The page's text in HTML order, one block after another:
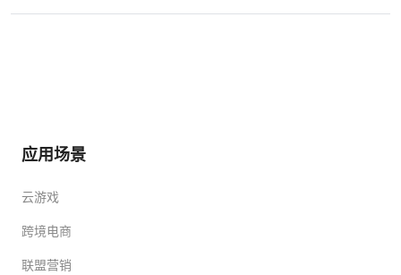
应用场景
云游戏
跨境电商
联盟营销